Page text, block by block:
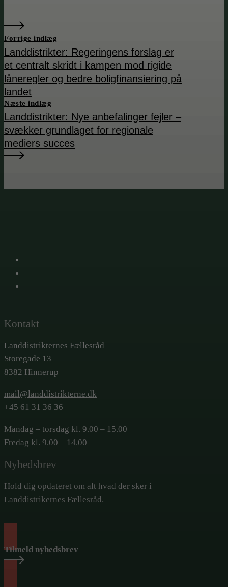
Forrige indlæg
Landdistrikter: Regeringens forslag er
et centralt skridt i kampen mod rigide
låneregler og bedre boligfinansiering på
landet
Næste indlæg
Landdistrikter: Nye anbefalinger fejler –
svækker grundlaget for regionale
mediers succes
Kontakt
Landdistrikternes Fællesråd
Storegade 13
8382 Hinnerup
mail@landdistrikterne.dk
+45 61 31 36 36
Mandag – torsdag kl. 9.00 – 15.00
Fredag kl. 9.00 – 14.00
Nyhedsbrev
Hold dig opdateret om alt hvad der sker i
Landdistrikernes Fællesråd.
Tilmeld nyhedsbrev